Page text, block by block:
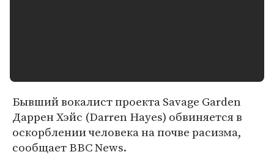
Бывший вокалист проекта Savage Garden
Даррен Хэйс (Darren Hayes) обвиняется в
оскорблении человека на почве расизма,
сообщает BBC News.